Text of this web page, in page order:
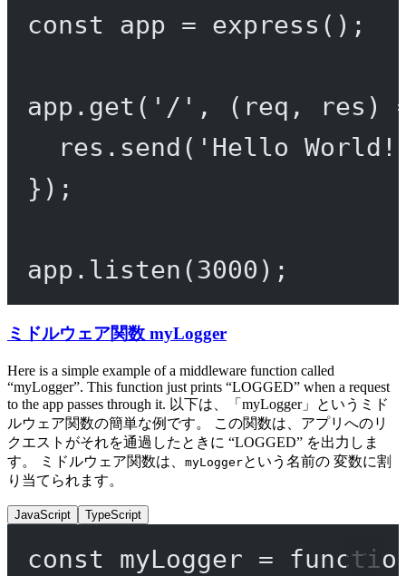
const
app = express ();
app. get ( '/' , ( req , res )
res. send ( 'Hello
});
app. listen (3000 );
ミドルウェア関数 myLogger
Here is a simple example of a middleware function called
“myLogger”. This function just prints “LOGGED” when a request
to the app passes through it. 以下は、「myLogger」というミド
ルウェア関数の簡単な例です。 この関数は、アプリへのリ
クエストがそれを通過したときに “LOGGED” を出力しま
す。 ミドルウェア関数は、 myLoggerという名前の 変数に割
り当てられます。
JavaScript TypeScript
const myLogger =